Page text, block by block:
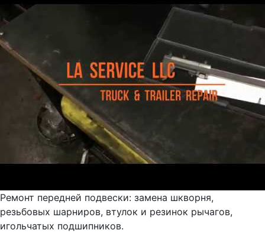
Ремонт передней подвески: замена шкворня,
резьбовых шарниров, втулок и резинок рычагов,
игольчатых подшипников.